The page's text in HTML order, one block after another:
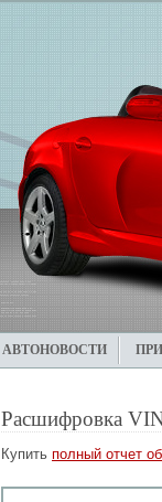
АВТОНОВОСТИ
Расшифровка
Купить полный отчет